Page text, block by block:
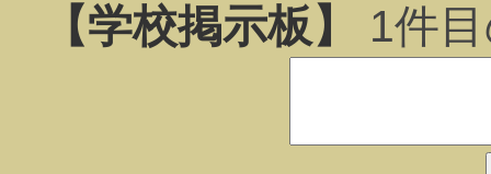
【学校掲示板】 1件